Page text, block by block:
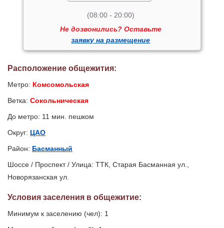
(08:00 - 20:00)
Не дозвонились? Оставьте
заявку на размещение
Расположение общежития:
Метро: Комсомольская
Ветка: Сокольническая
До метро: 11 мин. пешком
Округ: ЦАО
Район: Басманный
Шоссе / Проспект / Улица: ТТК, Старая Басманная ул.,
Новорязанская ул.
Условия заселения в общежитие:
Минимум к заселению (чел): 1